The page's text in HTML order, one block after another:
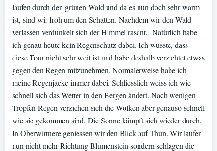
laufen durch den grünen Wald und da es nun doch sehr warm
ist, sind wir froh um den Schatten. Nachdem wir den Wald
verlassen verdunkelt sich der Himmel rasant. Natürlich habe
ich genau heute kein Regenschutz dabei. Ich wusste, dass
diese Tour nicht sehr weit ist und habe deshalb verzichtet etwas
gegen den Regen mitzunehmen. Normalerweise habe ich
meine Regenjacke immer dabei. Schliesslich weiss ich wie
schnell sich das Wetter in den Bergen ändert. Nach wenigen
Tropfen Regen verziehen sich die Wolken aber genauso schnell
wie sie gekommen sind. Die Sonne kämpft sich wieder durch.
In Oberwirtnere geniessen wir den Blick auf Thun. Wir laufen
nun nicht mehr Richtung Blumenstein sondern schlagen die